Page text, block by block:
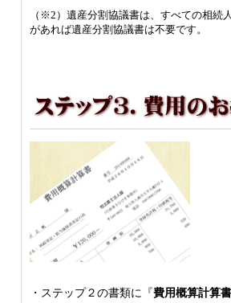
（※2）遺産分割協議書は、すべての相続
があれば遺産分割協議書は不要です。
・ステップ２の書類に『費用概算計算書